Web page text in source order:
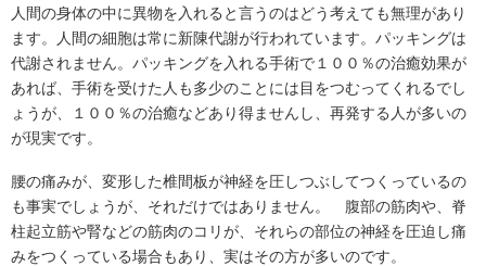
人間の身体の中に異物を入れると言うのはどう考えても無理があり
ます。人間の細胞は常に新陳代謝が行われています。パッキングは
代謝されません。パッキングを入れる手術で１００％の治癒効果が
あれば、手術を受けた人も多少のことには目をつむってくれるでし
ょうが、１００％の治癒などあり得ませんし、再発する人が多いの
が現実です。
腰の痛みが、変形した椎間板が神経を圧しつぶしてつくっているの
も事実でしょうが、それだけではありません。 腹部の筋肉や、脊
柱起立筋や腎などの筋肉のコリが、それらの部位の神経を圧迫し痛
みをつくっている場合もあり、実はその方が多いのです。